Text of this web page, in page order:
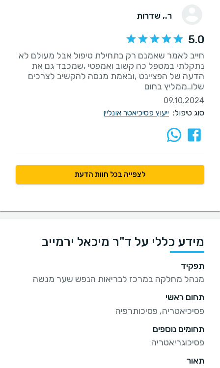
ר., שדרות
5.0
חייב לאמר שאמנם רק בתחילת טיפול אבל מעולם לא
נתקלתי במטפל כה קשוב ואמפטי ,שמכבד גם את
הדעה של הפציינט ,ובאמת מנסה להקשיב לצרכים
שלו..ממליץ בחום
09.10.2024
סוג טיפול: ייעוץ פסיכיאטר אונליין
לצפייה בכל חוות הדעת
מידע כללי על ד"ר מיכאל ירמייב
תפקיד
מנהל מחלקה במרכז לבריאות הנפש שער מנשה
תחום ראשי
פסיכיאטריה, פסיכותרפיה
תחומים נוספים
פסיכוגריאטריה
תאור